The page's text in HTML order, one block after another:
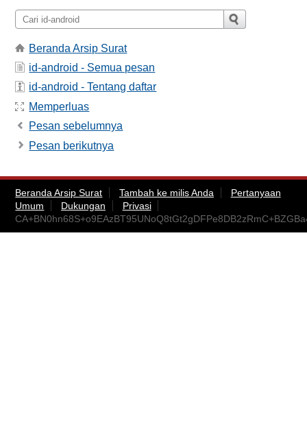
Beranda Arsip Surat
id-android - Semua pesan
id-android - Tentang daftar
Memperluas
Pesan sebelumnya
Pesan berikutnya
Beranda Arsip Surat Tambah ke milis Anda
Pertanyaan
Umum
Dukungan
Privasi